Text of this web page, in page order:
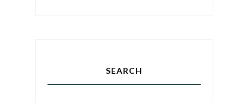
SEARCH